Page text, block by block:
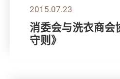
2015.07.23
消委会与洗衣商会
守则》